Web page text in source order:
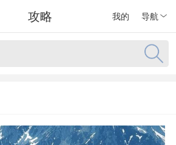
我的 导航
攻略